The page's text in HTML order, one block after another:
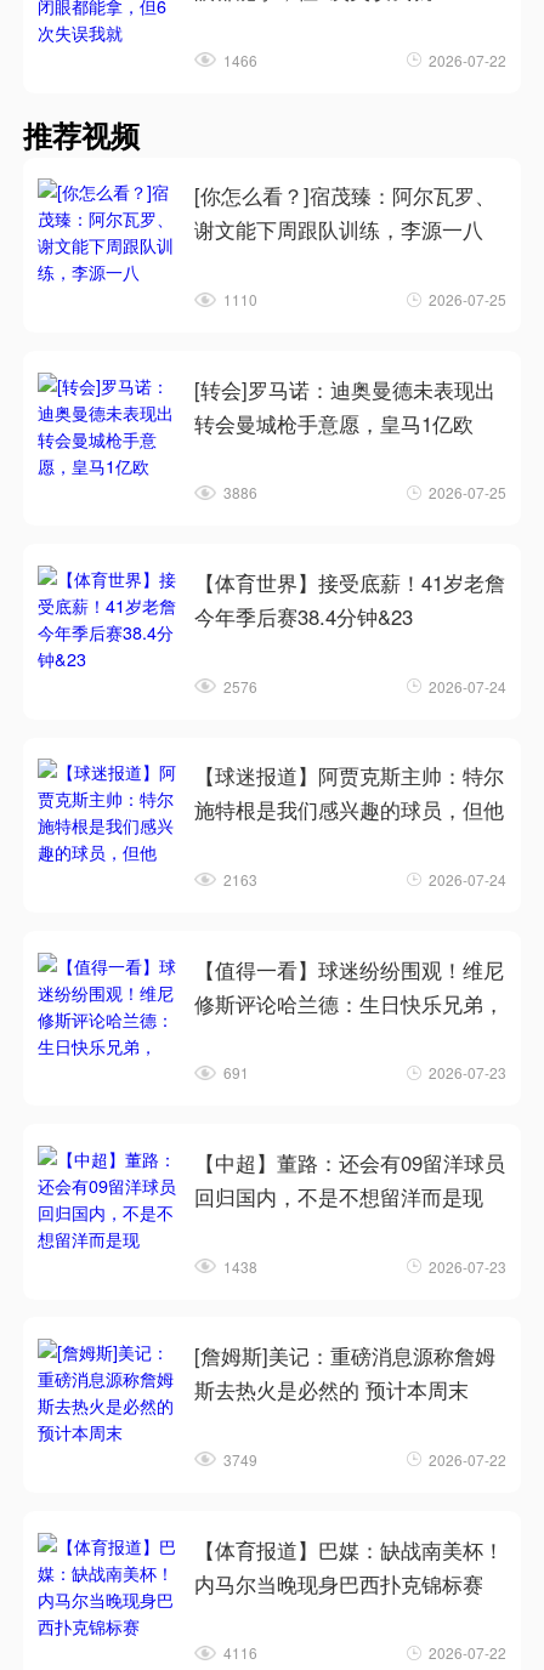
1466 2026-07-22
推荐视频
[你怎么看？]宿茂臻：阿尔瓦罗、
谢文能下周跟队训练，李源一八
1110 2026-07-25
[转会]罗马诺：迪奥曼德未表现出
转会曼城枪手意愿，皇马1亿欧
3886 2026-07-25
【体育世界】接受底薪！41岁老詹
今年季后赛38.4分钟&23
2576 2026-07-24
【球迷报道】阿贾克斯主帅：特尔
施特根是我们感兴趣的球员，但他
2163 2026-07-24
【值得一看】球迷纷纷围观！维尼
修斯评论哈兰德：生日快乐兄弟，
691 2026-07-23
【中超】董路：还会有09留洋球员
回归国内，不是不想留洋而是现
1438 2026-07-23
[詹姆斯]美记：重磅消息源称詹姆
斯去热火是必然的 预计本周末
3749 2026-07-22
【体育报道】巴媒：缺战南美杯！
内马尔当晚现身巴西扑克锦标赛
4116 2026-07-22